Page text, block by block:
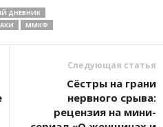
ДНЕВНИК
ММКФ
Следующая статья
Сёстры на грани
нервного срыва:
рецензия на мини-